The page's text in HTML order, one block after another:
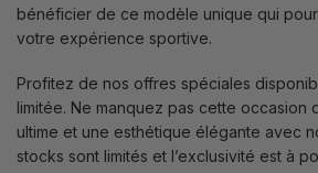
bénéficier de ce modèle unique qui
votre expérience sportive.
Profitez de nos offres spéciales
limitée. Ne manquez pas cette occasion
ultime et une esthétique élégante avec
stocks sont limités et l’exclusivité est à